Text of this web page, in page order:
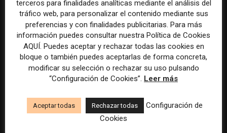
REDACCIÓN
ÚLTIMOS ARTÍCULOS
terceros para finalidades analíticas mediante el análisis del
tráfico web, para personalizar el contenido mediante sus
preferencias y con finalidades publicitarias. Para más
información puedes consultar nuestra Política de Cookies
AQUÍ. Puedes aceptar y rechazar todas las cookies en
bloque o también puedes aceptarlas de forma concreta,
modificar su selección o rechazar su uso pulsando
“Configuración de Cookies”. Leer más
Aceptar todas Rechazar todas
Configuración de
Cookies